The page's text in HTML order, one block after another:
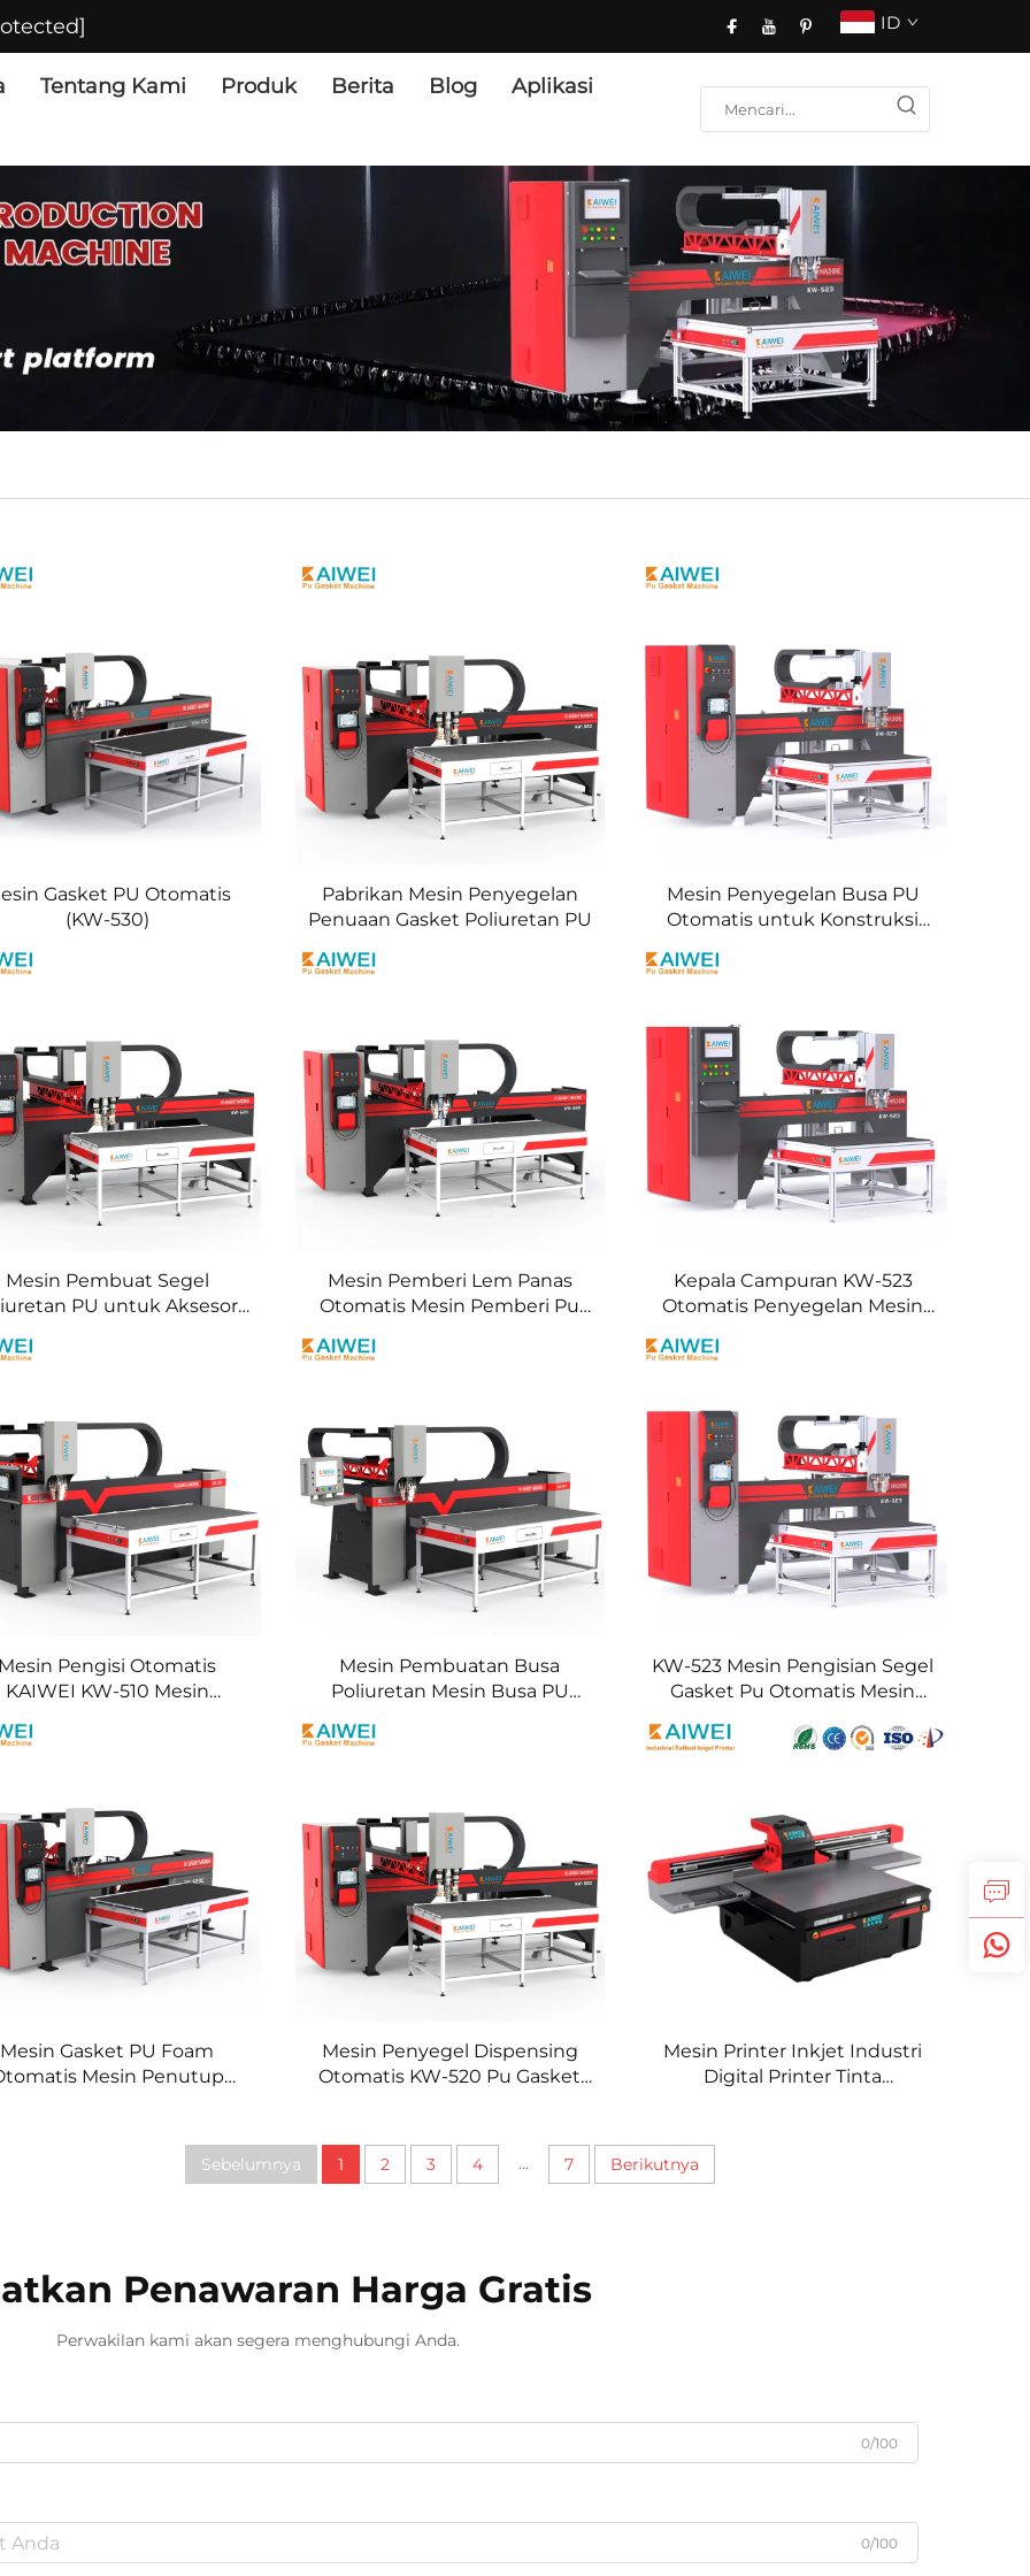
ID
Tentang Kami Produk Berita Blog Aplikasi
Gasket PU Otomatis
(KW-530)
Pabrikan Mesin Penyegelan
Penuaan Gasket Poliuretan PU
Mesin Penyegelan Busa PU
Otomatis untuk Konstruksi
Rittal Penggunaan Pabrik
Mesin Pembuat Segel
PU untuk Aksesori
Mesin Pemberi Lem Panas
Otomatis Mesin Pemberi Pu
Perbaikan Layar LCD Ponsel
Kepala Campuran KW-523
Otomatis Penyegelan Mesin
Dispenser Lem Segel Busa PU
Pengisi Otomatis
KAIWEI KW-510 Mesin
Gasket Pu
Mesin Pembuatan Busa
Poliuretan Mesin Busa PU
KW-523 Mesin Pengisian Segel
Gasket Pu Otomatis Mesin
Mesin Gasket PU Foam
Mesin Penutup
Mesin Penyegel Dispensing
Otomatis KW-520 Pu Gasket
KAIWEI
Mesin Printer Inkjet Industri
Digital Printer Tinta
Sebelumnya 1 2 3 4 ... 7 Berikutnya
Penawaran Harga Gratis
Perwakilan kami akan segera menghubungi Anda.
0/100
0/100